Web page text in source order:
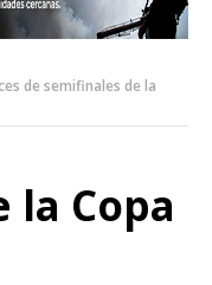
de semifinales de la
Copa